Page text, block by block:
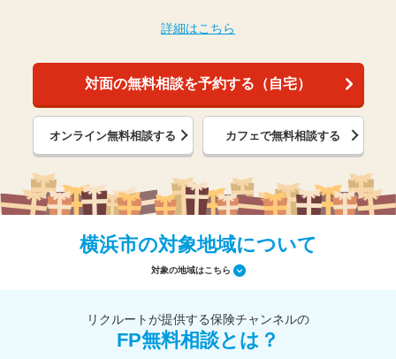
詳細はこちら
対面の無料相談を予約する（自宅）
オンライン無料相談する カフェで無料相談する
横浜市の対象地域について
対象の地域はこちら
リクルートが提供する保険チャンネルの
FP無料相談とは？